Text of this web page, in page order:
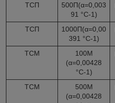
ТСП
500П(α=0,003
91 °C-1)
ТСП
1000П(α=0,00
391 °C-1)
ТСМ
100М
(α=0,00428
°C-1)
ТСМ
500М
(α=0,00428